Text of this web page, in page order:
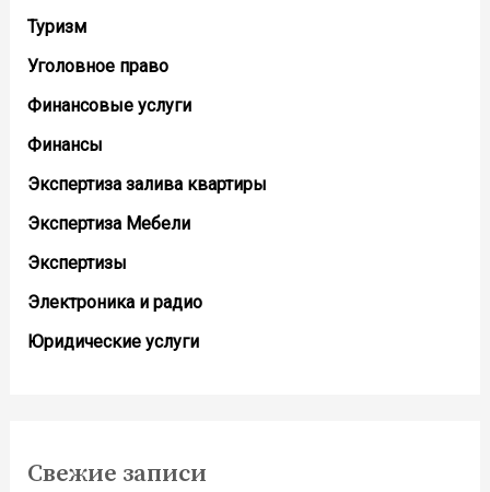
Туризм
Уголовное право
Финансовые услуги
Финансы
Экспертиза залива квартиры
Экспертиза Мебели
Экспертизы
Электроника и радио
Юридические услуги
Свежие записи